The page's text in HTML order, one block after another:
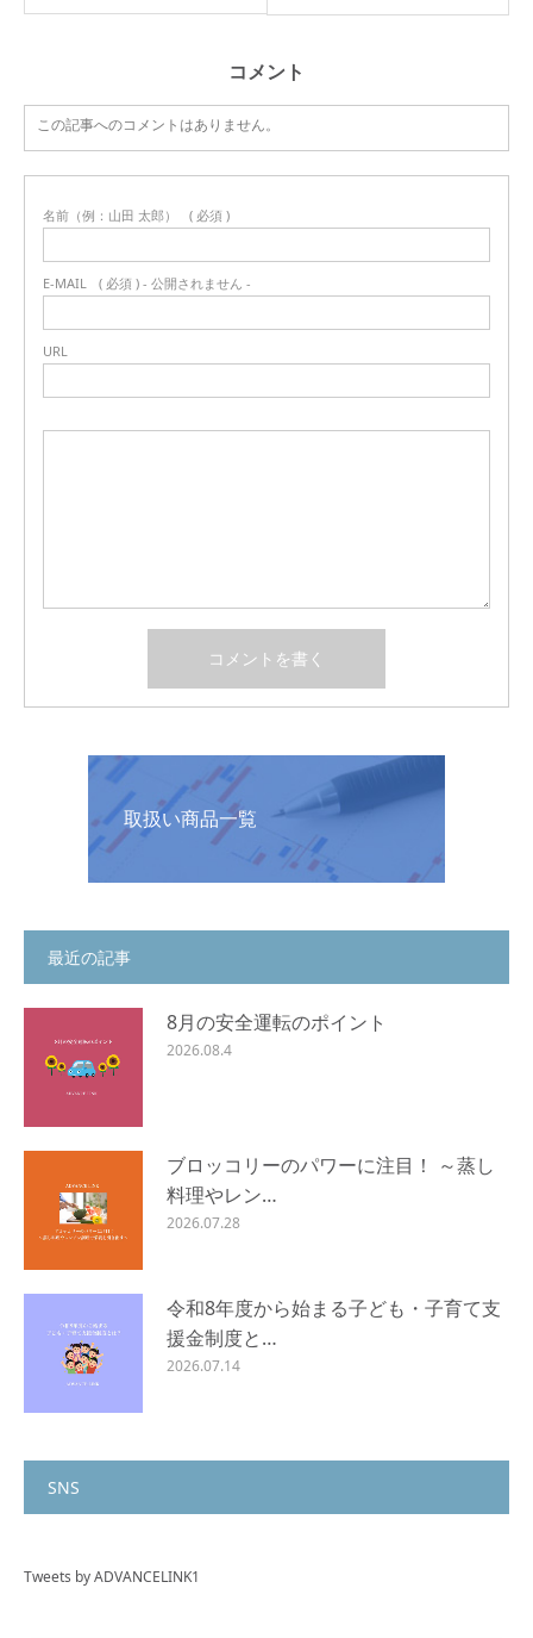
コメント
この記事へのコメントはありません。
名前（例：山田 太郎） ( 必須 )
E-MAIL ( 必須 ) - 公開されません -
URL
取扱い商品一覧
最近の記事
8月の安全運転のポイント
2026.08.4
ブロッコリーのパワーに注目！ ～蒸し
料理やレン…
2026.07.28
令和8年度から始まる子ども・子育て支
援金制度と…
2026.07.14
SNS
Tweets by ADVANCELINK1